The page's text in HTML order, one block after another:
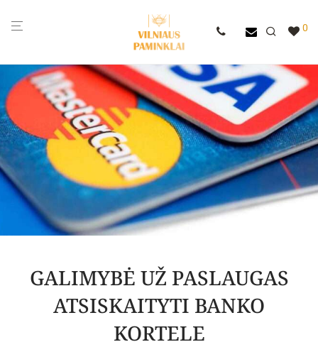
0
GALIMYBĖ UŽ PASLAUGAS
ATSISKAITYTI BANKO
KORTELE